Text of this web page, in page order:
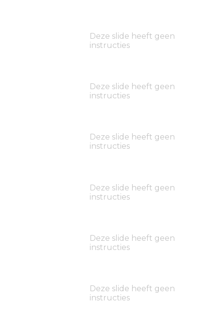
Deze slide heeft geen
instructies
Deze slide heeft geen
instructies
Deze slide heeft geen
instructies
Deze slide heeft geen
instructies
Deze slide heeft geen
instructies
Deze slide heeft geen
instructies